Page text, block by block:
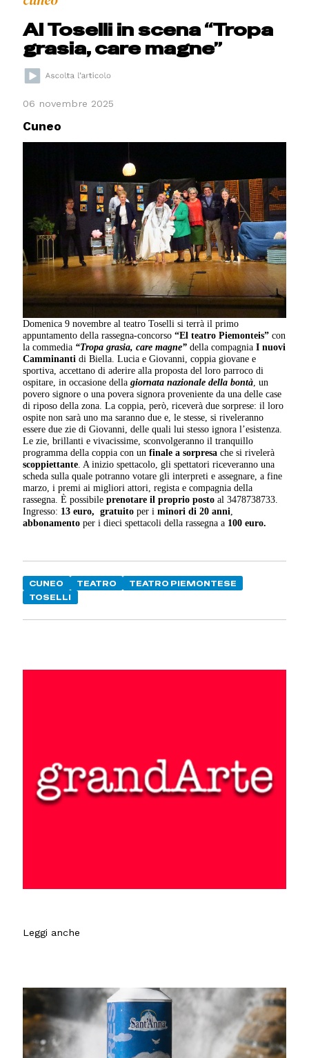
Al Toselli in scena “Tropa
grasia, care magne”
06 novembre 2025
Cuneo
Domenica 9 novembre al teatro Toselli si terrà il primo
appuntamento della rassegna-concorso “El teatro Piemonteis” con
la commedia “Tropa grasia, care magne” della compagnia I nuovi
Camminanti di Biella. Lucia e Giovanni, coppia giovane e
sportiva, accettano di aderire alla proposta del loro parroco di
ospitare, in occasione dellagiornata nazionale della bontà , un
povero signore o una povera signora proveniente da una delle case
di riposo della zona. La coppia, però, riceverà due sorprese: il loro
ospite non sarà uno ma saranno due e, le stesse, si riveleranno
essere due zie di Giovanni, delle quali lui stesso ignora l’esistenza.
Le zie, brillanti e vivacissime, sconvolgeranno il tranquillo
programma della coppia con unfinale a sorpresa che si rivelerà
scoppiettante . A inizio spettacolo, gli spettatori riceveranno una
scheda sulla quale potranno votare gli interpreti e assegnare, a fine
marzo, i premi ai migliori attori, regista e compagnia della
rassegna. È possibileprenotare il proprio posto al 3478738733.
Ingresso: 13 euro, gratuito per iminori di 20 anni
abbonamento per i dieci spettacoli della rassegna a 100 euro.
CUNEO TEATRO
TEATRO PIEMONTESE
TOSELLI
Leggi anche